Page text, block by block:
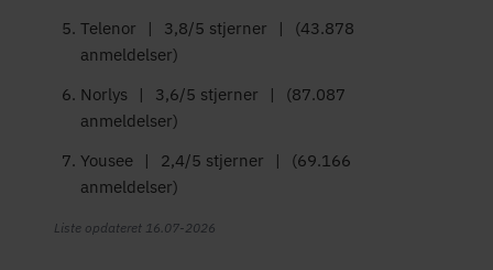
Telenor
| 3,8/5 stjerner |
(43.878
anmeldelser)
Norlys
| 3,6/5 stjerner |
(87.087
anmeldelser)
Yousee
| 2,4/5 stjerner |
(69.166
anmeldelser)
Liste opdateret 16.07-2026